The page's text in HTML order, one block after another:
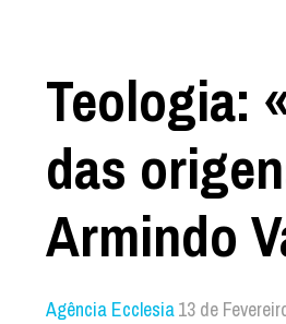
Teologia:
das
Armindo
Agência Ecclesia13 de